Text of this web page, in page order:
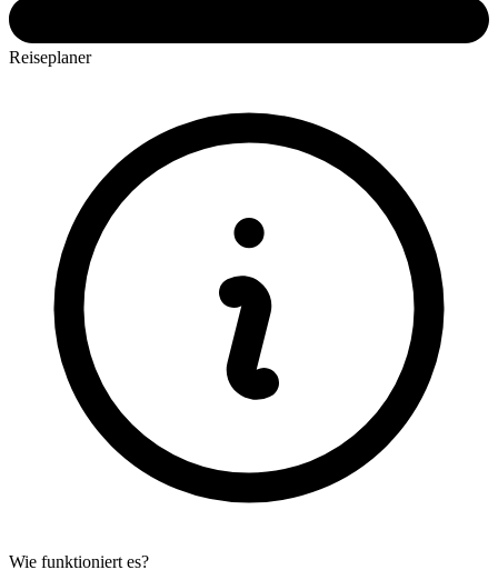
Reiseplaner
Wie funktioniert es?